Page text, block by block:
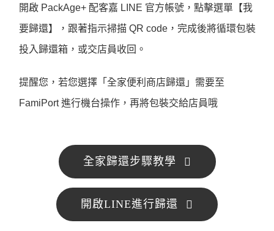
開啟 PackAge+ 配客嘉 LINE 官方帳號，點擊選單【我
要歸還】，跟著指示掃描 QR code，完成後將循環包裝
投入歸還箱，或交店員收回。
提醒您，若您選擇「全家便利商店歸還」需要至
FamiPort 進行機台操作，再將包裝交給店員哦
全家歸還步驟教學
開啟LINE進行歸還